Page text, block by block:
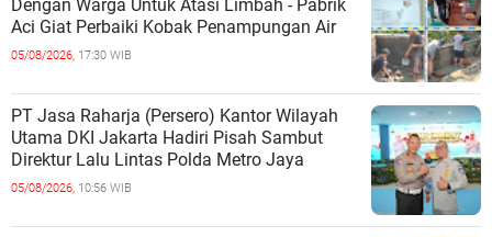
Dengan Warga Untuk Atasi Limbah - Pabrik
Aci Giat Perbaiki Kobak Penampungan Air
05/08/2026, 17:30 WIB
PT Jasa Raharja (Persero) Kantor Wilayah
Utama DKI Jakarta Hadiri Pisah Sambut
Direktur Lalu Lintas Polda Metro Jaya
05/08/2026, 10:56 WIB